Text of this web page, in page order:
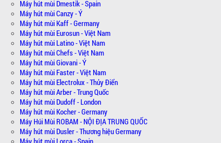
Máy hút mùi Dmestik - Spain
Máy hút mùi Canzy - Ý
Máy hút mùi Kaff - Germany
Máy hút mùi Eurosun - Việt Nam
Máy hút mùi Latino - Việt Nam
Máy hút mùi Chefs - Việt Nam
Máy hút mùi Giovani - Ý
Máy hút mùi Faster - Việt Nam
Máy hút mùi Electrolux - Thủy Điển
Máy hút mùi Arber - Trung Quốc
Máy hút mùi Dudoff - London
Máy hút mùi Kocher - Germany
Máy Húi Mùi ROBAM - NỘI ĐỊA TRUNG QUỐC
Máy hút mùi Dusler - Thương hiệu Germany
Máy hút mùi Lorca - Spain